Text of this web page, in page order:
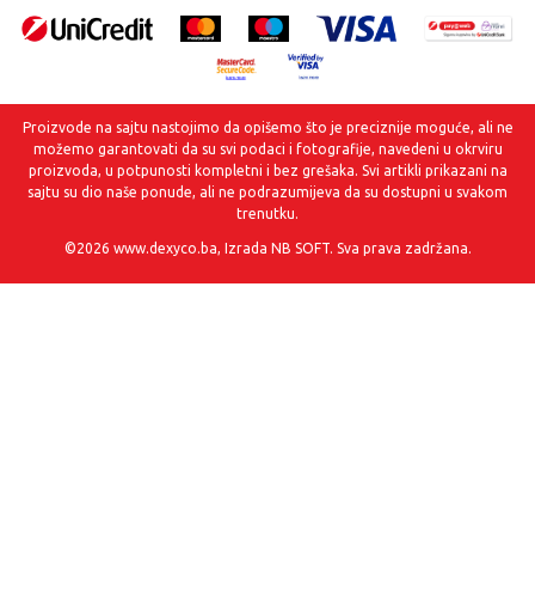
Proizvode na sajtu nastojimo da opišemo što je preciznije moguće, ali ne
možemo garantovati da su svi podaci i fotografije, navedeni u okrviru
proizvoda, u potpunosti kompletni i bez grešaka. Svi artikli prikazani na
sajtu su dio naše ponude, ali ne podrazumijeva da su dostupni u svakom
trenutku.
©2026 www.dexyco.ba, Izrada NB SOFT. Sva prava zadržana.